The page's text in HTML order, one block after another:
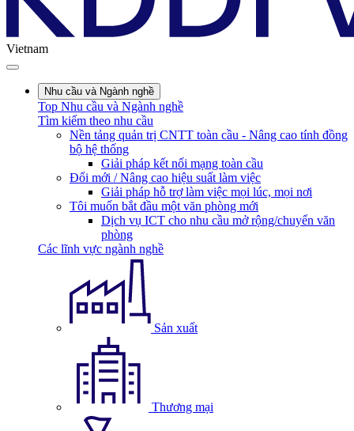
Vietnam
Nhu cầu và Ngành nghề
Top Nhu cầu và Ngành nghề
Tìm kiếm theo nhu cầu
Nền tảng quản trị CNTT toàn cầu - Nâng cao tính đồng
bộ hệ thống
Giải pháp kết nối mạng toàn cầu
Đổi mới / Nâng cao hiệu suất làm việc
Giải pháp hỗ trợ làm việc mọi lúc, mọi nơi
Tôi muốn bắt đầu một văn phòng mới
Dịch vụ ICT cho nhu cầu mở rộng/chuyển văn
phòng
Các lĩnh vực ngành nghề
Sản xuất
Thương mại